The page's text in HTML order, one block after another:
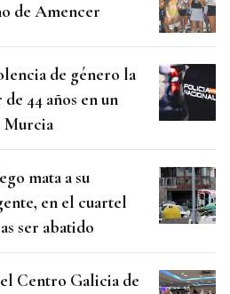
de Amencer
de género la
44 años en un
Murcia
mata a su
en el cuartel
ser abatido
Centro Galicia de